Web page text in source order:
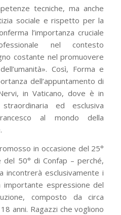
tecniche, ma anche
sociale e rispetto per la
l’importanza cruciale
nel contesto
costante nel promuovere
Così, Forma e
dell’appuntamento di
in Vaticano, dove è in
straordinaria ed esclusiva
al mondo della
in occasione del 25°
50° di Confap – perché,
incontrerà esclusivamente i
espressione del
composto da circa
anni. Ragazzi che vogliono